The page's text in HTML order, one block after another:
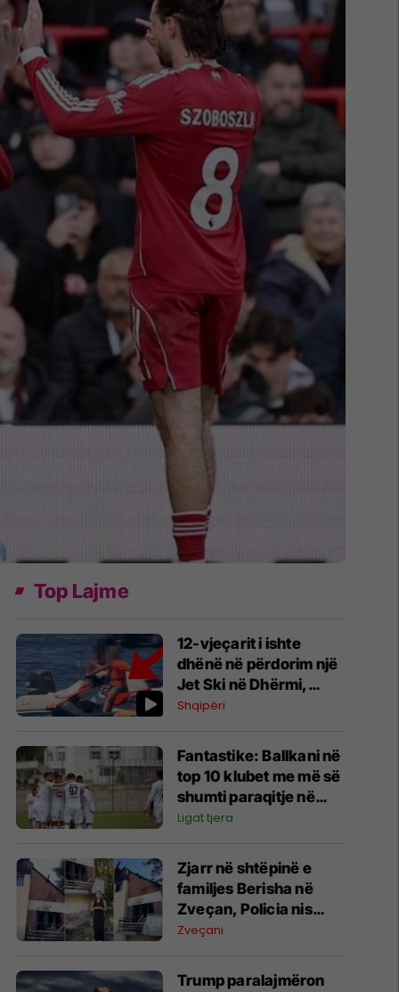
Top Lajme
12-vjeçarit i ishte
dhënë në përdorim një
Jet Ski në Dhërmi,
reagon ministri
Shqipëri
Fantastike: Ballkani në
top 10 klubet me më së
shumti paraqitje në
historinë e Ligës së
Ligat tjera
Zjarr në shtëpinë e
familjes Berisha në
Zveçan, Policia nis
hetimet për zjarrvënie
Zveçani
Trump paralajmëron